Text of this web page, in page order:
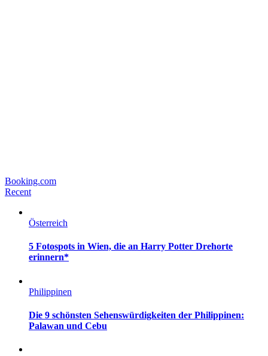
Booking.com
Recent
Österreich
5 Fotospots in Wien, die an Harry Potter Drehorte
erinnern*
Philippinen
Die 9 schönsten Sehenswürdigkeiten der Philippinen:
Palawan und Cebu